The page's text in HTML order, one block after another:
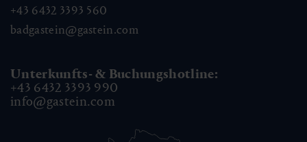
+43 6432 3393 560
badgastein@gastein.com
Unterkunfts- & Buchungshotline:
+43 6432 3393 990
info@gastein.com